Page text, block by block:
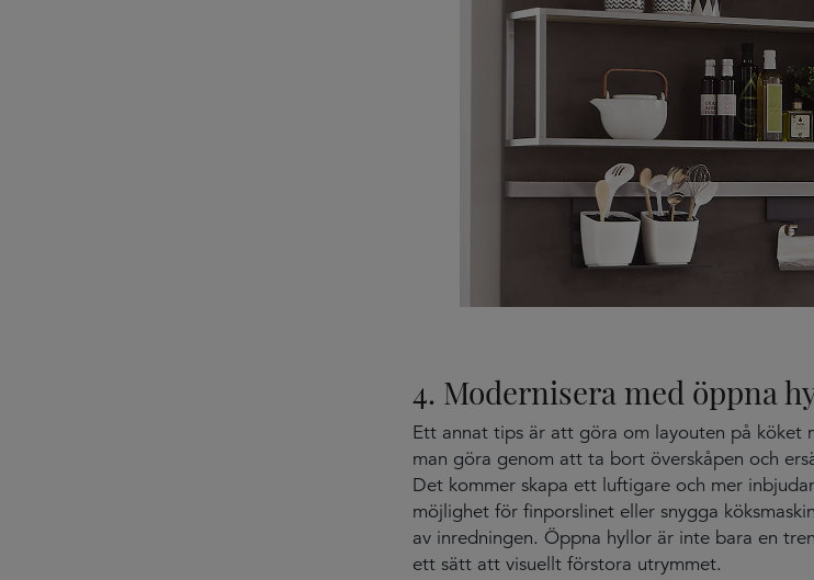
4. Modernisera med öppna
Ett annat tips är att göra om layouten på köket
man göra genom att ta bort överskåpen och
Det kommer skapa ett luftigare och mer
möjlighet för finporslinet eller snygga
av inredningen. Öppna hyllor är inte bara en
ett sätt att visuellt förstora utrymmet.